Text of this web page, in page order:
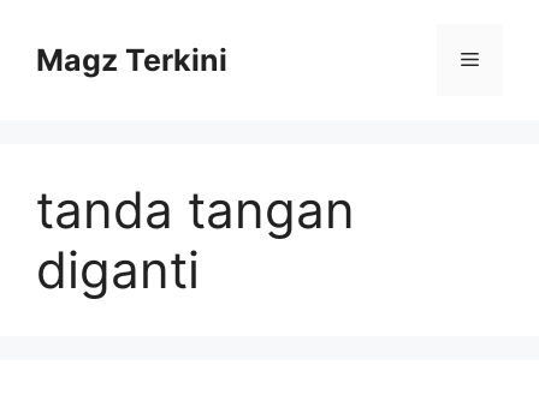
contentMagz Terkini Menu
tanda tangan
diganti